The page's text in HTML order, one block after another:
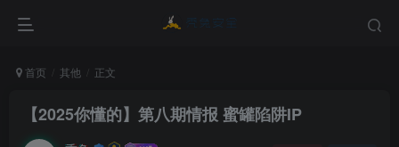
首页 其他 正文
【2025你懂的】第八期情报 蜜罐陷阱IP